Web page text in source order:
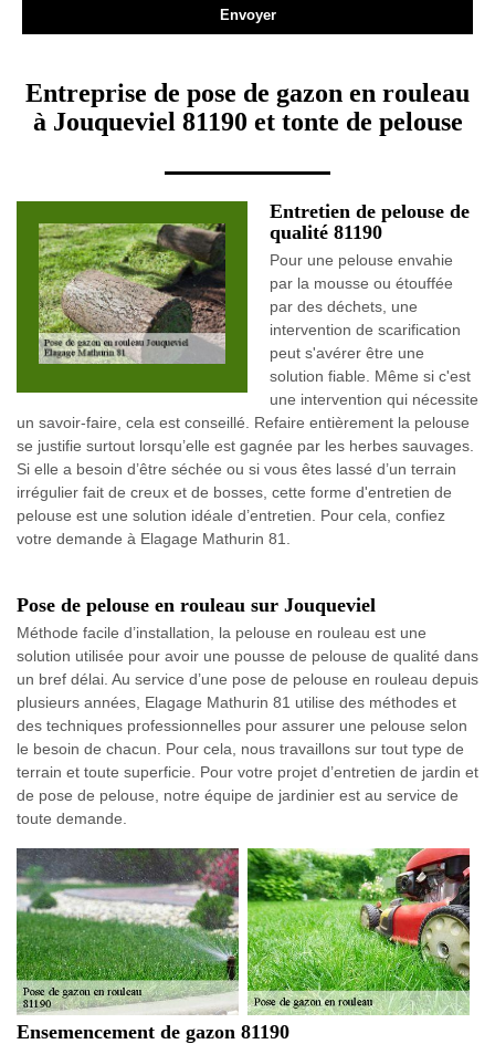
Entreprise de pose de gazon en rouleau
à Jouqueviel 81190 et tonte de pelouse
Entretien de pelouse de
qualité 81190
Pour une pelouse envahie
par la mousse ou étouffée
par des déchets, une
intervention de scarification
peut s'avérer être une
solution fiable. Même si c'est
une intervention qui nécessite
un savoir-faire, cela est conseillé. Refaire entièrement la pelouse
se justifie surtout lorsqu’elle est gagnée par les herbes sauvages.
Si elle a besoin d’être séchée ou si vous êtes lassé d’un terrain
irrégulier fait de creux et de bosses, cette forme d'entretien de
pelouse est une solution idéale d’entretien. Pour cela, confiez
votre demande à Elagage Mathurin 81.
Pose de pelouse en rouleau sur Jouqueviel
Méthode facile d’installation, la pelouse en rouleau est une
solution utilisée pour avoir une pousse de pelouse de qualité dans
un bref délai. Au service d’une pose de pelouse en rouleau depuis
plusieurs années, Elagage Mathurin 81 utilise des méthodes et
des techniques professionnelles pour assurer une pelouse selon
le besoin de chacun. Pour cela, nous travaillons sur tout type de
terrain et toute superficie. Pour votre projet d’entretien de jardin et
de pose de pelouse, notre équipe de jardinier est au service de
toute demande.
Ensemencement de gazon 81190